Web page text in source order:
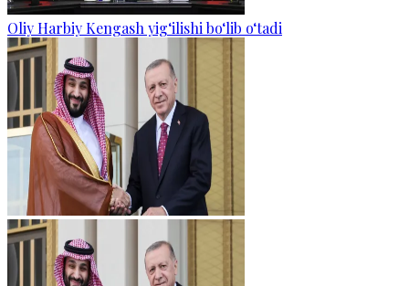
Oliy Harbiy Kengash yig‘ilishi bo‘lib o‘tadi